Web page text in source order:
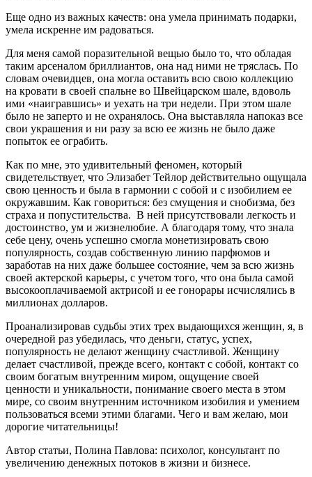
Еще одно из важных качеств: она умела принимать подарки,
умела искренне им радоваться.
Для меня самой поразительной вещью было то, что обладая
таким арсеналом бриллиантов, она над ними не тряслась. По
словам очевидцев, она могла оставить всю свою коллекцию
на кровати в своей спальне во Швейцарском шале, вдоволь
ими «наигравшись» и уехать на три недели. При этом шале
было не заперто и не охранялось. Она выставляла напоказ все
свои украшения и ни разу за всю ее жизнь не было даже
попыток ее ограбить.
Как по мне, это удивительный феномен, который
свидетельствует, что Элизабет Тейлор действительно ощущала
свою ценность и была в гармонии с собой и с изобилием ее
окружавшим. Как говориться: без смущения и снобизма, без
страха и попустительства. В ней присутствовали легкость и
достоинство, ум и жизнелюбие. А благодаря тому, что знала
себе цену, очень успешно смогла монетизировать свою
популярность, создав собственную линию парфюмов и
заработав на них даже большее состояние, чем за всю жизнь
своей актерской карьеры, с учетом того, что она была самой
высокооплачиваемой актрисой и ее гонорары исчислялись в
миллионах долларов.
Проанализировав судьбы этих трех выдающихся женщин, я, в
очередной раз убедилась, что деньги, статус, успех,
популярность не делают женщину счастливой. Женщину
делает счастливой, прежде всего, контакт с собой, контакт со
своим богатым внутренним миром, ощущение своей
ценности и уникальности, понимание своего места в этом
мире, со своим внутренним источником изобилия и умением
пользоваться всеми этими благами. Чего и вам желаю, мои
дорогие читательницы!
Автор статьи, Полина Павлова: психолог, консультант по
увеличению денежных потоков в жизни и бизнесе.